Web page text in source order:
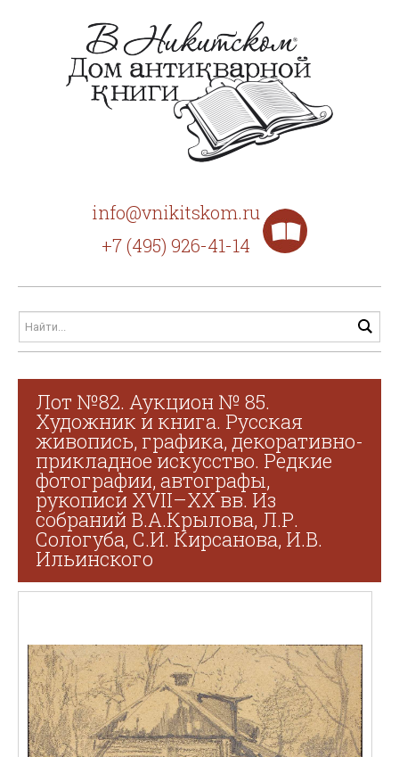
info@vnikitskom.ru
+7 (495) 926-41-14
Лот №82. Аукцион № 85.
Художник и книга. Русская
живопись, графика, декоративно-
прикладное искусство. Редкие
фотографии, автографы,
рукописи XVII–XX вв. Из
собраний В.А.Крылова, Л.Р.
Сологуба, С.И. Кирсанова, И.В.
Ильинского